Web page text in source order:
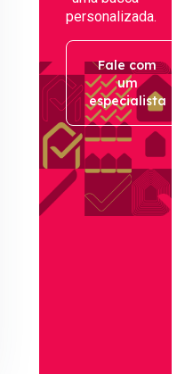
personalizada.
Fale com
um
especialista